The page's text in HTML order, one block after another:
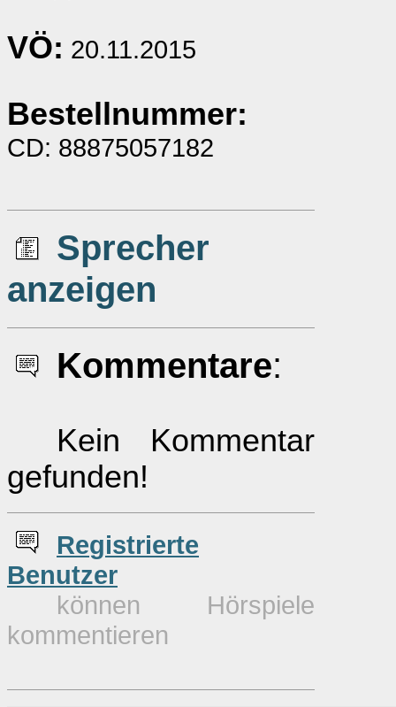
VÖ: 20.11.2015
Bestellnummer:
CD: 88875057182
Sprecher
anzeigen
Kommentare:
Kein Kommentar
gefunden!
Registrierte
Benutzer
können Hörspiele
kommentieren